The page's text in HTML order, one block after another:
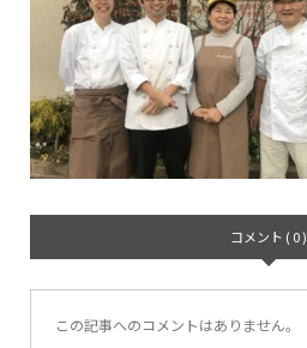
コメント ( 0 )
この記事へのコメントはありません。